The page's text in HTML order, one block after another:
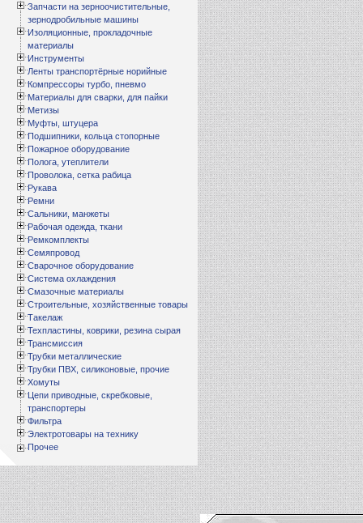
Запчасти на зерноочистительные,
зернодробильные машины
Изоляционные, прокладочные
материалы
Инструменты
Ленты транспортёрные норийные
Компрессоры турбо, пневмо
Материалы для сварки, для пайки
Метизы
Муфты, штуцера
Подшипники, кольца стопорные
Пожарное оборудование
Полога, утеплители
Проволока, сетка рабица
Рукава
Ремни
Сальники, манжеты
Рабочая одежда, ткани
Ремкомплекты
Семяпровод
Сварочное оборудование
Система охлаждения
Смазочные материалы
Строительные, хозяйственные товары
Такелаж
Техпластины, коврики, резина сырая
Трансмиссия
Трубки металлические
Трубки ПВХ, силиконовые, прочие
Хомуты
Цепи приводные, скребковые,
транспортеры
Фильтра
Электротовары на технику
Прочее